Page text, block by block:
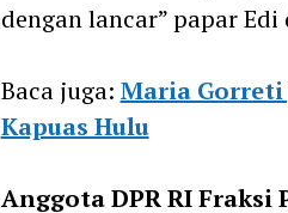
dengan lancar” papar
Baca juga: Maria Gorreti
Kapuas Hulu
Anggota DPR RI Fraksi